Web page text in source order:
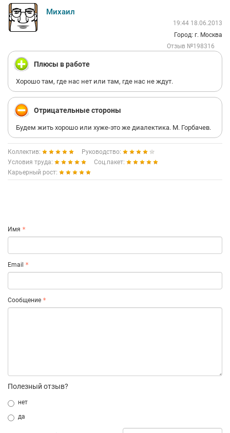
Михаил
19:44 18.06.2013
Город: г. Москва
Отзыв №198316
Плюсы в работе
Хорошо там, где нас нет или там, где нас не ждут.
Отрицательные стороны
Будем жить хорошо или хуже-это же диалектика. М. Горбачев.
Коллектив:
Руководство:
Условия труда:
Соц.пакет:
Карьерный рост:
Имя
Email
Сообщение
Полезный отзыв?
нет
да